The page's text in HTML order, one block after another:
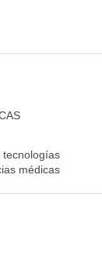
tecnologías
médicas